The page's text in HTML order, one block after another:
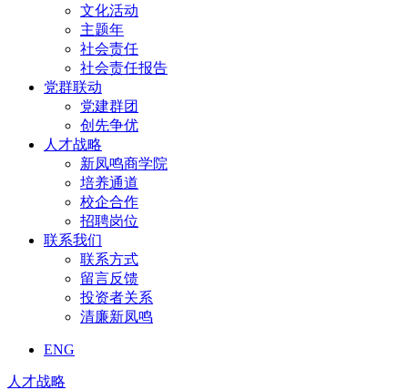
文化活动
主题年
社会责任
社会责任报告
党群联动
党建群团
创先争优
人才战略
新凤鸣商学院
培养通道
校企合作
招聘岗位
联系我们
联系方式
留言反馈
投资者关系
清廉新凤鸣
ENG
人才战略